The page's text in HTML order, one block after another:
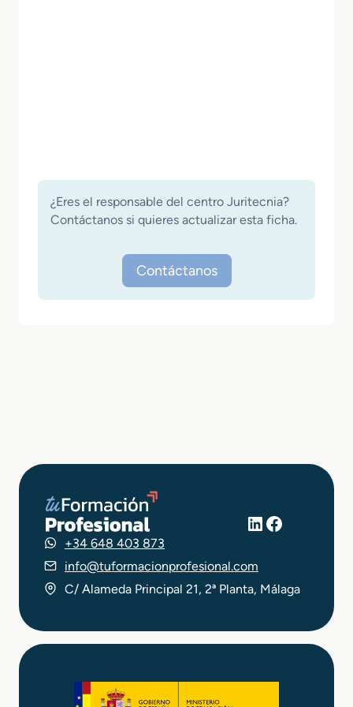
¿Eres el responsable del centro Juritecnia?
Contáctanos si quieres actualizar esta ficha.
Contáctanos
LinkedIn
Facebook
+34 648 403 873
info@tuformacionprofesional.com
C/ Alameda Principal 21, 2ª Planta, Málaga